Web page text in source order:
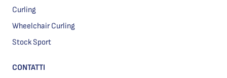
Curling
Wheelchair Curling
Stock Sport
CONTATTI